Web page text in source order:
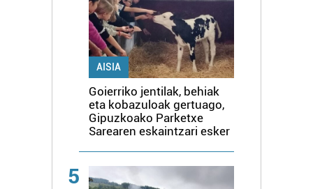
AISIA
Goierriko jentilak, behiak
eta kobazuloak gertuago,
Gipuzkoako Parketxe
Sarearen eskaintzari esker
5